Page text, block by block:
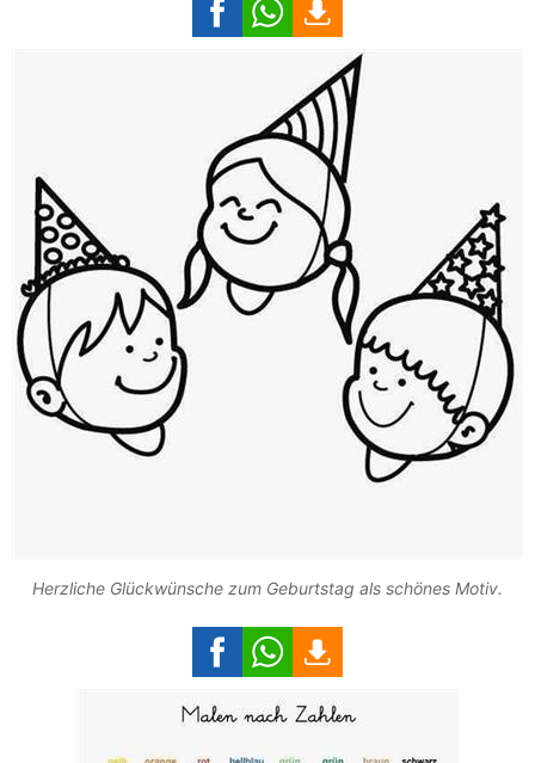
Herzliche Glückwünsche zum Geburtstag als schönes Motiv.